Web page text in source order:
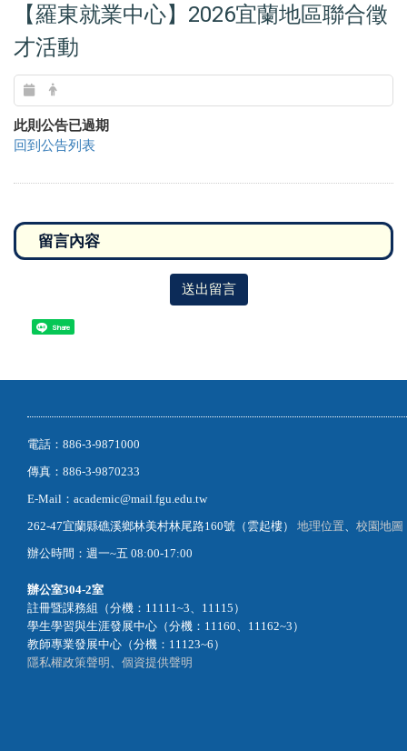
【羅東就業中心】2026宜蘭地區聯合徵
才活動
此則公告已過期
回到公告列表
送出留言
Share
電話：886-3-9871000
傳真：886-3-9870233
E-Mail：academic@mail.fgu.edu.tw
262-47宜蘭縣礁溪鄉林美村林尾路160號（雲起樓） 地理位置
校園地圖
辦公時間：週一~五 08:00-17:00
辦公室304-2室
註冊暨課務組（分機：11111~3、11115）
學生學習與生涯發展中心（分機：11160、11162~3）
教師專業發展中心（分機：11123~6）
隱私權政策聲明
個資提供聲明